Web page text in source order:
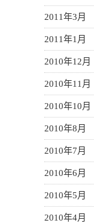
2011年3月
2011年1月
2010年12月
2010年11月
2010年10月
2010年8月
2010年7月
2010年6月
2010年5月
2010年4月